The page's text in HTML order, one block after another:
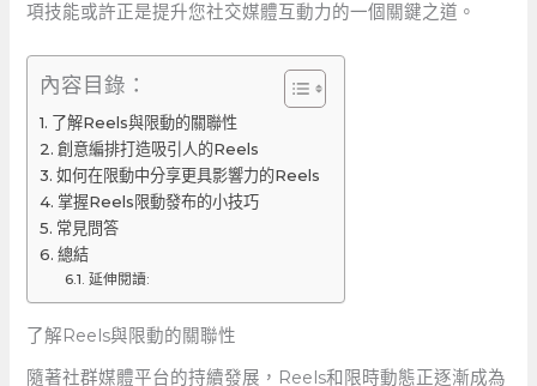
項技能或許正是提升您社交媒體互動力的一個關鍵之道。
內容目錄：
了解Reels與限動的關聯性
創意編排打造吸引人的Reels
如何在限動中分享更具影響力的Reels
掌握Reels限動發布的小技巧
常見問答
總結
延伸閱讀:
了解Reels與限動的關聯性
隨著社群媒體平台的持續發展，Reels和限時動態正逐漸成為